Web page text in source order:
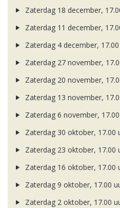
Zaterdag 18 december,
Zaterdag 11 december,
Zaterdag 4 december,
Zaterdag 27 november,
Zaterdag 20 november,
Zaterdag 13 november,
Zaterdag 6 november,
Zaterdag 30 oktober, 17.00
Zaterdag 23 oktober, 17.00
Zaterdag 16 oktober, 17.00
Zaterdag 9 oktober, 17.00
Zaterdag 2 oktober, 17.00